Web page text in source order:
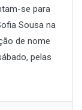
se para
Sousa na
de nome
pelas